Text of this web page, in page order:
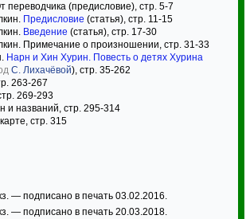
переводчика (предисловие), стр. 5-7
Предисловие (статья), стр. 11-15
Введение (статья), стр. 17-30
Примечание о произношении, стр. 31-33
Нарн и Хин Хурин. Повесть о детях Хурина
С. Лихачёвой), стр. 35-262
263-267
269-293
и названий, стр. 295-314
стр. 315
— подписано в печать 03.02.2016.
— подписано в печать 20.03.2018.